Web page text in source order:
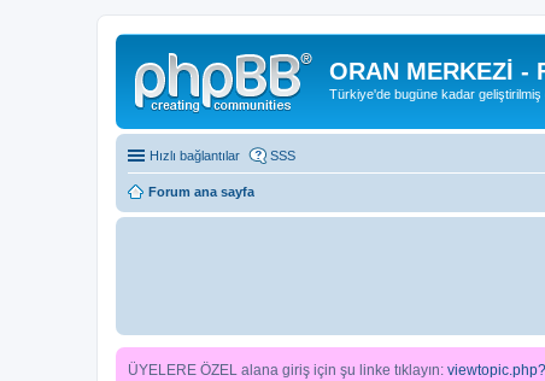
ORAN MERKEZİ -
Türkiye'de bugüne kadar geliştirilmiş
Hızlı bağlantılar SSS
Forum ana sayfa
ÜYELERE ÖZEL alana giriş için şu linke tıklayın: